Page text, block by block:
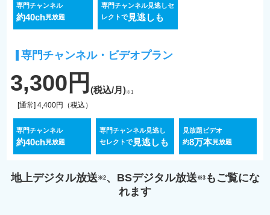
専門チャンネル
約40ch見放題
専門チャンネル見逃しセ
レクトで見逃しも
専門チャンネル・ビデオプラン
3,300円(税込/月)※1
[通常] 4,400円 （税込）
専門チャンネル
約40ch見放題
専門チャンネル見逃し
セレクトで見逃しも
見放題ビデオ
約8万本見放題
地上デジタル放送※2、BSデジタル放送※3もご覧にな
れます